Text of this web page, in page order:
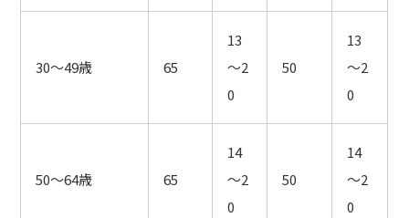
30～49歳 65
13
～2
0
50
13
～2
0
50～64歳 65
14
～2
0
50
14
～2
0